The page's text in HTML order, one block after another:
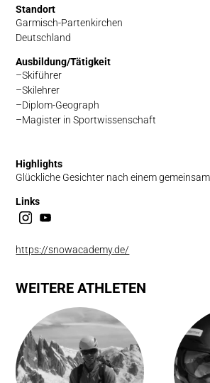
Standort
Garmisch-Partenkirchen
Deutschland
Ausbildung/Tätigkeit
Skiführer
Skilehrer
Diplom-Geograph
Magister in Sportwissenschaft
Highlights
Glückliche Gesichter nach einem
Links
https://snowacademy.de/
WEITERE ATHLETEN